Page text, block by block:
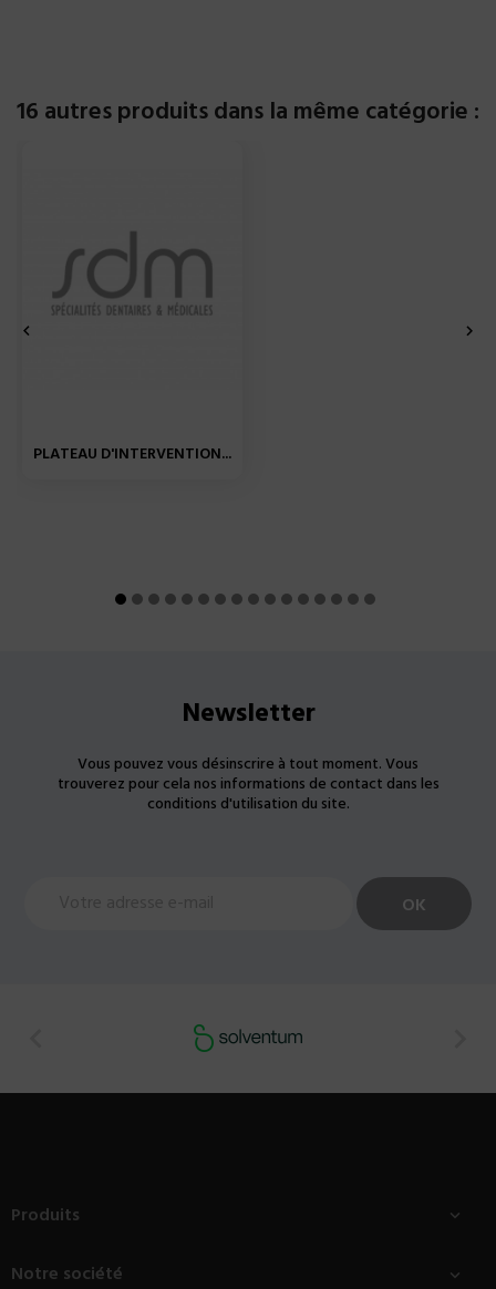
16 autres produits dans la même catégorie :
PLATEAU D'INTERVENTION...
 
Newsletter
Vous pouvez vous désinscrire à tout moment. Vous
trouverez pour cela nos informations de contact dans les
conditions d'utilisation du site.
Produits 
Notre société 